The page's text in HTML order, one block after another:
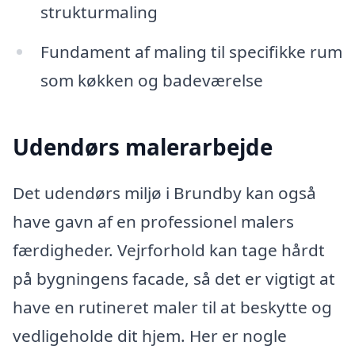
strukturmaling
Fundament af maling til specifikke rum
som køkken og badeværelse
Udendørs malerarbejde
Det udendørs miljø i Brundby kan også
have gavn af en professionel malers
færdigheder. Vejrforhold kan tage hårdt
på bygningens facade, så det er vigtigt at
have en rutineret maler til at beskytte og
vedligeholde dit hjem. Her er nogle